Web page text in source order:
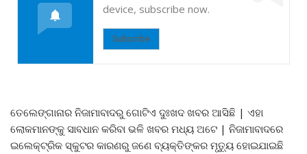
device, subscribe now.
Subscribe
ତେଲେଙ୍ଗାନାର ନିଜାମାବାଦରୁ ଗୋଟିଏ ଦୁଃଖଦ ଖବର ଆସିଛି | ଏହା
ଲୋକମାନଙ୍କୁ ସାବଧାନ କରିବା ଭଳି ଖବର ମଧ୍ୟ ଅଟେ | ନିଜାମାବାଦରେ
ଇଲେକ୍ଟ୍ରିକ ସ୍କୁଟର କାରଣରୁ ଜଣେ ବ୍ୟକ୍ତିଙ୍କର ମୃତ୍ୟୁ ହୋଇଯାଇଛି